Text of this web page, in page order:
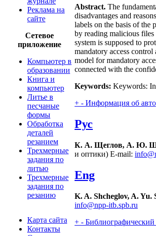
Реклама на
сайте
Сетевое
приложение
Компьютер в
образовании
Книга и
компьютер
Литье в
песчаные
формы
Обработка
деталей
резанием
Трехмерные
задания по
литью
Трехмерные
задания по
резанию
Карта сайта
Контакты
Abstract. The
disadvantages and
labels on the basis of the
by reading malicious
system is supposed to
mandatory access
model for mandatory
connected with the
Keywords: Keywords:
+ - Информация об
Рус
К. А. Щеглов, А. Ю.
и оптики) E-mail:
Eng
K. A. Shcheglov, A. Yu.
info@npp-itb.spb.ru
+ - Библиографический